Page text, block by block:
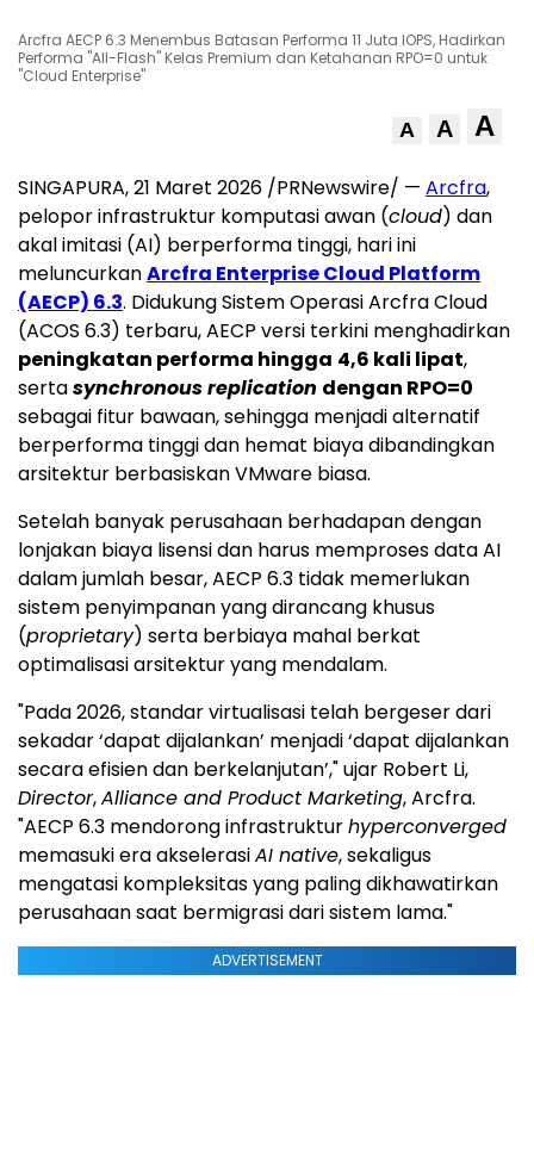
Arcfra AECP 6.3 Menembus Batasan Performa 11 Juta IOPS, Hadirkan
Performa "All-Flash" Kelas Premium dan Ketahanan RPO=0 untuk
"Cloud Enterprise"
A A A
SINGAPURA, 21 Maret 2026 /PRNewswire/ — Arcfra,
pelopor infrastruktur komputasi awan (cloud) dan
akal imitasi (AI) berperforma tinggi, hari ini
meluncurkanArcfra Enterprise Cloud Platform
(AECP) 6.3. Didukung Sistem Operasi Arcfra Cloud
(ACOS 6.3) terbaru, AECP versi terkini menghadirkan
peningkatan performa hingga 4,6 kali lipat,
sertasynchronous replication dengan RPO=0
sebagai fitur bawaan, sehingga menjadi alternatif
berperforma tinggi dan hemat biaya dibandingkan
arsitektur berbasiskan VMware biasa.
Setelah banyak perusahaan berhadapan dengan
lonjakan biaya lisensi dan harus memproses data AI
dalam jumlah besar, AECP 6.3 tidak memerlukan
sistem penyimpanan yang dirancang khusus
(proprietary) serta berbiaya mahal berkat
optimalisasi arsitektur yang mendalam.
"Pada 2026, standar virtualisasi telah bergeser dari
sekadar ‘dapat dijalankan’ menjadi ‘dapat dijalankan
secara efisien dan berkelanjutan’," ujar Robert Li,
Director,Alliance and Product Marketing, Arcfra.
"AECP 6.3 mendorong infrastrukturhyperconverged
memasuki era akselerasiAI native, sekaligus
mengatasi kompleksitas yang paling dikhawatirkan
perusahaan saat bermigrasi dari sistem lama."
ADVERTISEMENT